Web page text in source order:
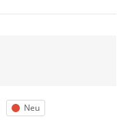
Status
Neu